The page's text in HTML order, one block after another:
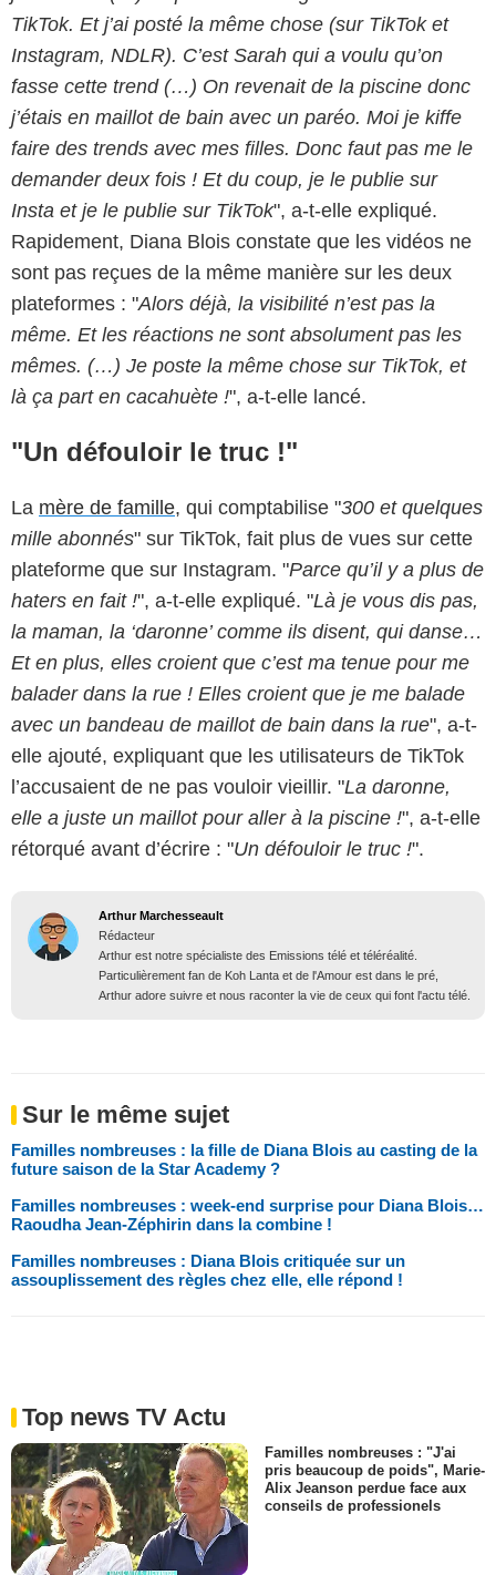
TikTok. Et j’ai posté la même chose (sur TikTok et
Instagram, NDLR). C’est Sarah qui a voulu qu’on
fasse cette trend (…) On revenait de la piscine donc
j’étais en maillot de bain avec un paréo. Moi je kiffe
faire des trends avec mes filles. Donc faut pas me le
demander deux fois ! Et du coup, je le publie sur
Insta et je le publie sur TikTok", a-t-elle expliqué.
Rapidement, Diana Blois constate que les vidéos ne
sont pas reçues de la même manière sur les deux
plateformes : "Alors déjà, la visibilité n’est pas la
même. Et les réactions ne sont absolument pas les
mêmes. (…) Je poste la même chose sur TikTok, et
là ça part en cacahuète !", a-t-elle lancé.
"Un défouloir le truc !"
La mère de famille, qui comptabilise "300 et quelques
mille abonnés" sur TikTok, fait plus de vues sur cette
plateforme que sur Instagram. "Parce qu’il y a plus de
haters en fait !", a-t-elle expliqué. "Là je vous dis pas,
la maman, la ‘daronne’ comme ils disent, qui danse…
Et en plus, elles croient que c’est ma tenue pour me
balader dans la rue ! Elles croient que je me balade
avec un bandeau de maillot de bain dans la rue", a-t-
elle ajouté, expliquant que les utilisateurs de TikTok
l’accusaient de ne pas vouloir vieillir. "La daronne,
elle a juste un maillot pour aller à la piscine !", a-t-elle
rétorqué avant d’écrire : "Un défouloir le truc !".
Arthur Marchesseault
Rédacteur
Arthur est notre spécialiste des Emissions télé et téléréalité.
Particulièrement fan de Koh Lanta et de l'Amour est dans le pré,
Arthur adore suivre et nous raconter la vie de ceux qui font l'actu télé.
Sur le même sujet
Familles nombreuses : la fille de Diana Blois au casting de la
future saison de la Star Academy ?
Familles nombreuses : week-end surprise pour Diana Blois…
Raoudha Jean-Zéphirin dans la combine !
Familles nombreuses : Diana Blois critiquée sur un
assouplissement des règles chez elle, elle répond !
Top news TV Actu
Familles nombreuses : "J'ai
pris beaucoup de poids", Marie-
Alix Jeanson perdue face aux
conseils de professionels